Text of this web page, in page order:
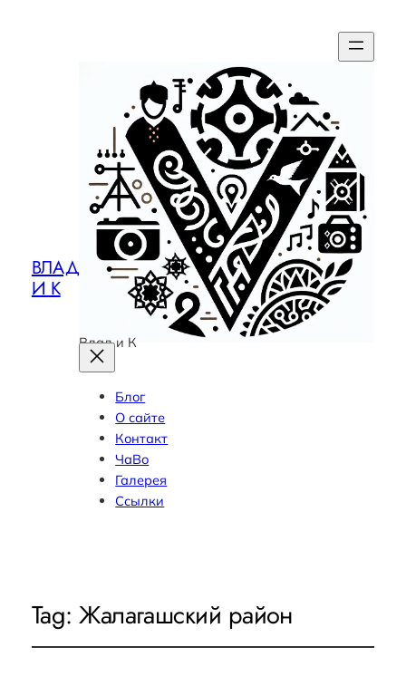
ВЛАД
И К
Влад и К
Блог
О сайте
Контакт
ЧаВо
Галерея
Ссылки
Tag:Жалагашский район